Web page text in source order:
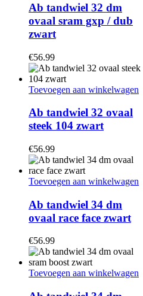
Ab tandwiel 32 dm
ovaal sram gxp / dub
zwart
€56.99
Toevoegen aan winkelwagen
Ab tandwiel 32 ovaal
steek 104 zwart
€56.99
Toevoegen aan winkelwagen
Ab tandwiel 34 dm
ovaal race face zwart
€56.99
Toevoegen aan winkelwagen